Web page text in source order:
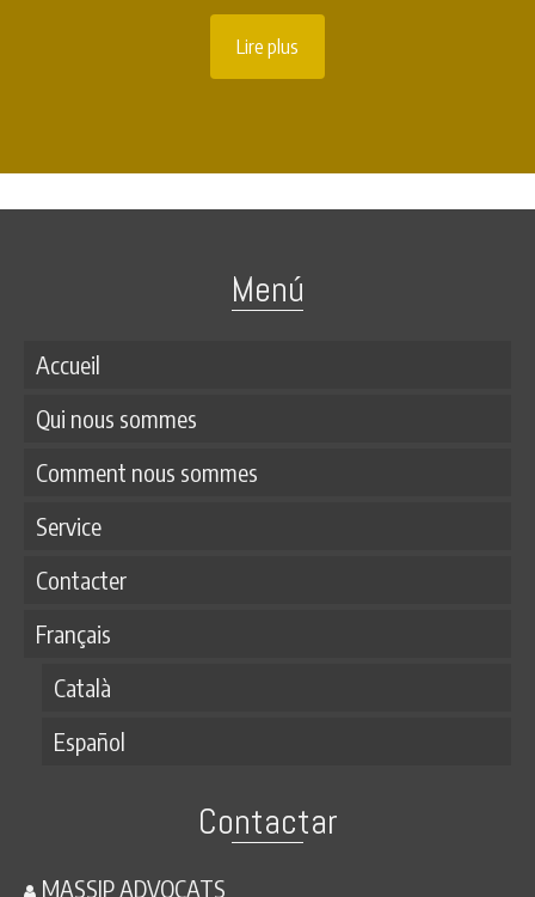
Lire plus
Menú
Accueil
Qui nous sommes
Comment nous sommes
Service
Contacter
Français
Català
Español
Contactar
MASSIP ADVOCATS